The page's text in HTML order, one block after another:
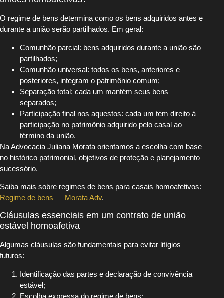
O regime de bens determina como os bens adquiridos antes e
durante a união serão partilhados. Em geral:
Comunhão parcial: bens adquiridos durante a união são
partilhados;
Comunhão universal: todos os bens, anteriores e
posteriores, integram o patrimônio comum;
Separação total: cada um mantém seus bens
separados;
Participação final nos aquestos: cada um tem direito à
participação no patrimônio adquirido pelo casal ao
término da união.
Na Advocacia Juliana Morata orientamos a escolha com base
no histórico patrimonial, objetivos de proteção e planejamento
sucessório.
Saiba mais sobre regimes de bens para casais homoafetivos:
Regime de bens — Morata Adv.
Cláusulas essenciais em um contrato de união
estável homoafetiva
Algumas cláusulas são fundamentais para evitar litígios
futuros:
Identificação das partes e declaração de convivência
estável;
Escolha expressa do regime de bens;